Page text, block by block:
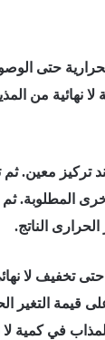
حتى
لا نھائیة من
تركيز معين.
المطلوبة.
الناتج.
حتى تخفيف لا
قيمة التغير
في كمية لا